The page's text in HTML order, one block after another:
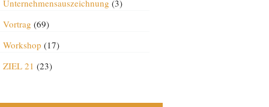
Unternehmensauszeichnung (3)
Vortrag (69)
Workshop (17)
ZIEL 21 (23)